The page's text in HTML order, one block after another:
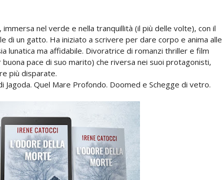
nel verde e nella tranquillità (il più delle volte), con il
di un gatto. Ha iniziato a scrivere per dare corpo e anima alle
lunatica ma affidabile. Divoratrice di romanzi thriller e film
pace di suo marito) che riversa nei suoi protagonisti,
più disparate.
Jagoda. Quel Mare Profondo. Doomed e Schegge di vetro.